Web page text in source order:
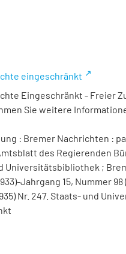
eingeschränkt
Eingeschränkt - Freier
Sie weitere
: Bremer Nachrichten :
des Regierenden
Universitätsbibliothek ;
Jahrgang 15, Nummer
Nr. 247. Staats- und